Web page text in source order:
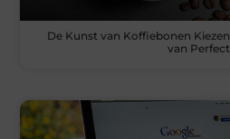
De Kunst van Koffiebonen
van